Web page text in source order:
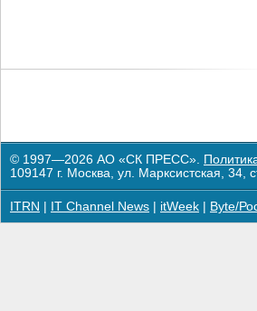
© 1997—2026 АО «СК ПРЕСС».
109147 г. Москва, ул. Марксистская,
ITRN IT Channel News itWeek Byte/